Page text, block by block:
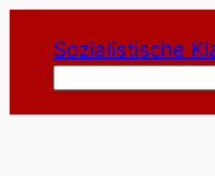
Inhalt
springen
Sozialistische